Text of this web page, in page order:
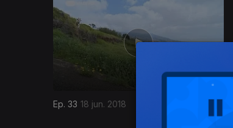
Ep. 33 18 jun. 2018